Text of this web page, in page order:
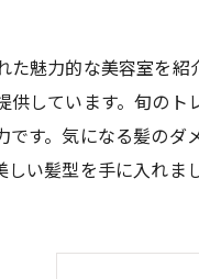
魅力的な美容室を
しています。旬の
す。気になる髪の
い髪型を手に入れまし